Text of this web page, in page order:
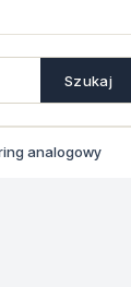
Szukaj
analogowy